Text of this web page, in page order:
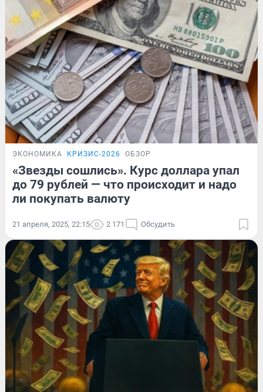
ЭКОНОМИКА КРИЗИС-2026 ОБЗОР
«Звезды сошлись». Курс доллара упал
до 79 рублей — что происходит и надо
ли покупать валюту
21 апреля, 2025, 22:15 2 171 Обсудить